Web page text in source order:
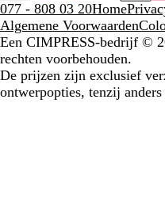
077 - 808 03 20Home
Algemene Voorwaarden
Een CIMPRESS-bedrijf ©
rechten voorbehouden.
De prijzen zijn exclusief
ontwerpopties, tenzij